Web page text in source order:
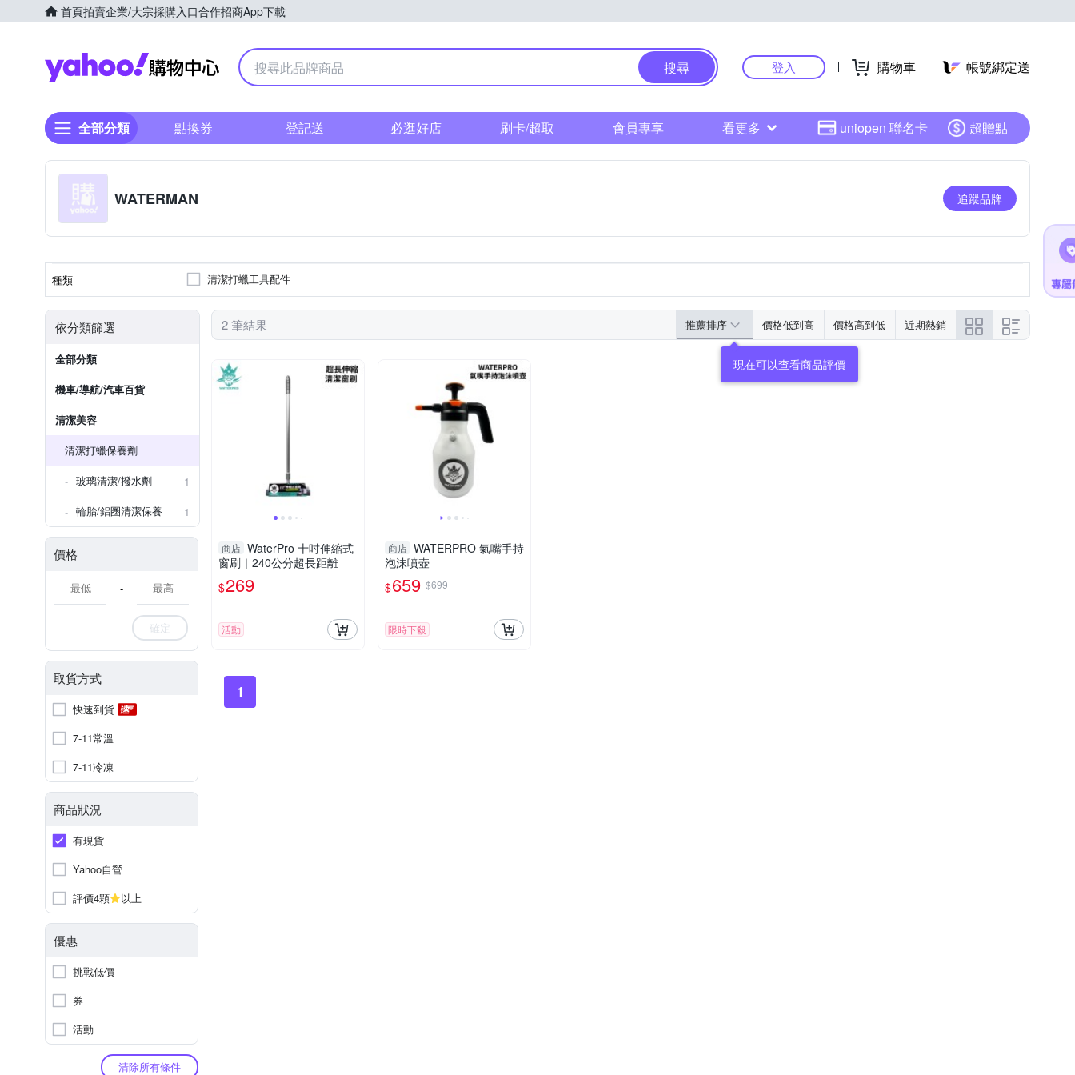
首頁拍賣企業/大宗採購入口合作招商App下載
Yahoo購物中心
搜尋 登入 購物車 帳號綁定送
全部分類 點換券 登記送 必逛好店 刷卡/超取 會員專享 看更多 uniopen 聯名卡 超贈點
WATERMAN 追蹤品牌
種類 清潔打蠟工具配件
依分類篩選
全部分類
機車/導航/汽車百貨
清潔美容
清潔打蠟保養劑
玻璃清潔/撥水劑
1
輪胎/鋁圈清潔保養
1
價格
-
確定
取貨方式
快速到貨
7-11常溫
7-11冷凍
商品狀況
有現貨
Yahoo自營
評價4顆
以上
優惠
挑戰低價
券
活動
清除所有條件
2 筆結果 推薦排序 價格低到高 價格高到低 近期熱銷
現在可以查看商品評價
商店 WaterPro 十吋伸縮式
窗刷｜240公分超長距離
$269
活動
商店 WATERPRO 氣嘴手持
泡沫噴壺
$659 $699
限時下殺
1